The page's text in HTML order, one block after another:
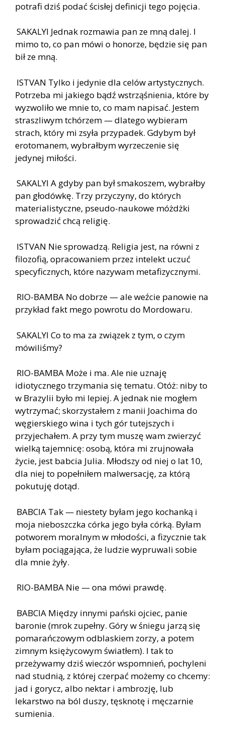
potrafi dziś podać ścisłej definicji tego pojęcia.
SAKALYI Jednak rozmawia pan ze mną dalej. I
mimo to, co pan mówi o honorze, będzie się pan
bił ze mną.
ISTVAN Tylko i jedynie dla celów artystycznych.
Potrzeba mi jakiego bądź wstrząśnienia, które by
wyzwoliło we mnie to, co mam napisać. Jestem
straszliwym tchórzem — dlatego wybieram
strach, który mi zsyła przypadek. Gdybym był
erotomanem, wybrałbym wyrzeczenie się
jedynej miłości.
SAKALYI A gdyby pan był smakoszem, wybrałby
pan głodówkę. Trzy przyczyny, do których
materialistyczne, pseudo-naukowe móżdżki
sprowadzić chcą religię.
ISTVAN Nie sprowadzą. Religia jest, na równi z
filozofią, opracowaniem przez intelekt uczuć
specyficznych, które nazywam metafizycznymi.
RIO-BAMBA No dobrze — ale weźcie panowie na
przykład fakt mego powrotu do Mordowaru.
SAKALYI Co to ma za związek z tym, o czym
mówiliśmy?
RIO-BAMBA Może i ma. Ale nie uznaję
idiotycznego trzymania się tematu. Otóż: niby to
w Brazylii było mi lepiej. A jednak nie mogłem
wytrzymać; skorzystałem z manii Joachima do
węgierskiego wina i tych gór tutejszych i
przyjechałem. A przy tym muszę wam zwierzyć
wielką tajemnicę: osobą, która mi zrujnowała
życie, jest babcia Julia. Młodszy od niej o lat 10,
dla niej to popełniłem malwersację, za którą
pokutuję dotąd.
BABCIA Tak — niestety byłam jego kochanką i
moja nieboszczka córka jego była córką. Byłam
potworem moralnym w młodości, a fizycznie tak
byłam pociągająca, że ludzie wypruwali sobie
dla mnie żyły.
RIO-BAMBA Nie — ona mówi prawdę.
BABCIA Między innymi pański ojciec, panie
baronie (mrok zupełny. Góry w śniegu jarzą się
pomarańczowym odblaskiem zorzy, a potem
zimnym księżycowym światłem). I tak to
przeżywamy dziś wieczór wspomnień, pochyleni
nad studnią, z której czerpać możemy co chcemy:
jad i gorycz, albo nektar i ambrozję, lub
lekarstwo na ból duszy, tęsknotę i męczarnie
sumienia.